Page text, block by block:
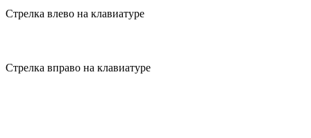
Стрелка влево на клавиатуре
Стрелка вправо на клавиатуре